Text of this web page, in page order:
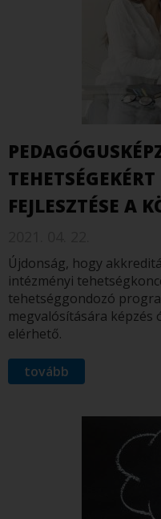
FEJLESZTÉSE A
Újdonság, hogy
intézményi
tehetséggondozó
megvalósítására képzés
elérhető.
tovább